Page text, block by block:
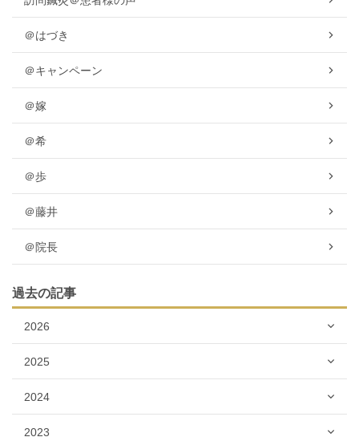
＠はづき
＠キャンペーン
＠嫁
＠希
＠歩
＠藤井
＠院長
過去の記事
2026
2025
2024
2023